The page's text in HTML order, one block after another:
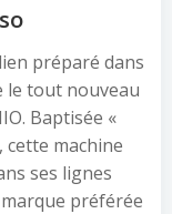
préparé dans
le tout nouveau
Baptisée «
cette machine
ses lignes
préférée